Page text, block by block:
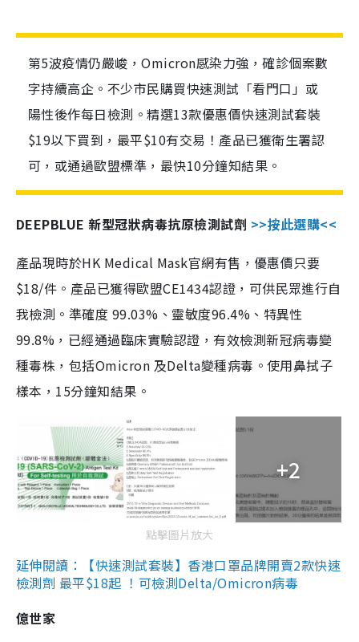
第5波疫情仍嚴峻，Omicron感染力強，確診個案數
字持續高企。不少市民購買快速測試「看門口」或
陽性後作每日檢測。精選13款優惠價快速測試套裝
$19以下買到，最平$10有交易！產品已獲衛生署認
可，或通過歐盟標準，最快10分鐘知結果。
DEEPBLUE 新型冠狀病毒抗原檢測試劑 >>按此選購<<
產品現時於HK Medical Mask官網有售，優惠價只要
$18/件。產品已獲得歐盟CE1434認證，可供民眾進行自
我檢測。準確度 99.03%、靈敏度96.4%、特異性
99.8%，已經通過臨床實驗認證，有效檢測新冠病毒變
種毒株，包括Omicron 及Delta變種病毒。使用鼻拭子
樣本，15分鐘知結果。
+2
點擊圖片放大
延伸閱讀：【快速測試套裝】香港口罩品牌開賣2款快速
檢測劑 最平$18起 ！可檢測Delta/Omicron病毒
億世家